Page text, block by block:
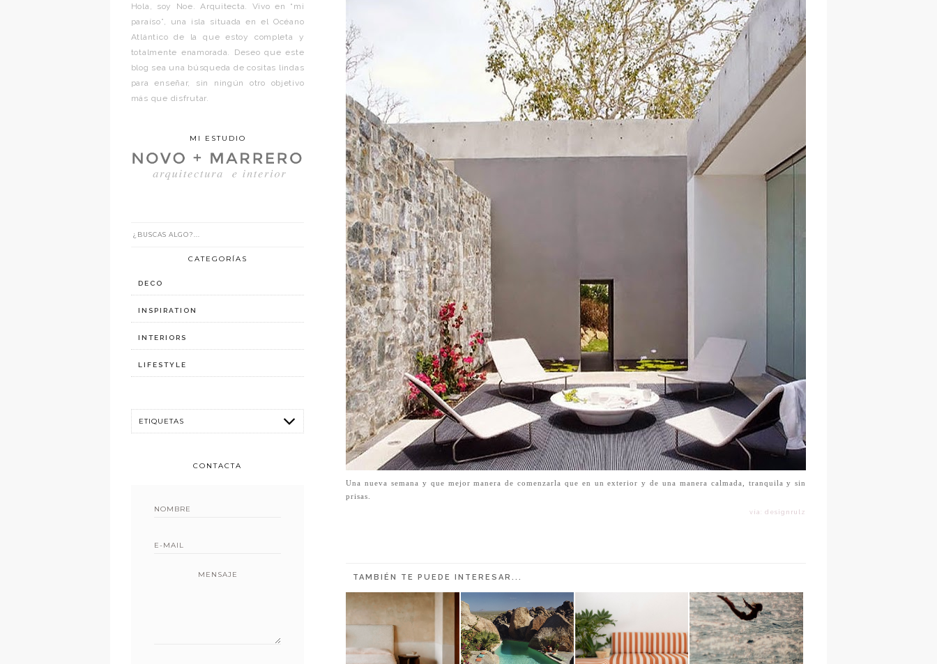
Una nueva semana y que mejor manera de comenzarla que en un exterior y de una manera calmada, tranquila y sin
prisas.
vía: designrulz
TAMBIÉN TE PUEDE INTERESAR...
Hola, soy Noe. Arquitecta. Vivo en “mi
paraíso”, una isla situada en el Océano
Atlántico de la que estoy completa y
totalmente enamorada. Deseo que este
blog sea una búsqueda de cositas lindas
para enseñar, sin ningún otro objetivo
más que disfrutar.
MI ESTUDIO
CATEGORÍAS
DECO
INSPIRATION
INTERIORS
LIFESTYLE
CONTACTA
MENSAJE